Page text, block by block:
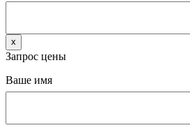
x
Запрос цены
Ваше имя